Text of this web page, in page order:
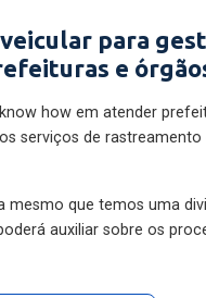
para
e
how em atender
serviços de
mesmo que temos uma
auxiliar sobre os